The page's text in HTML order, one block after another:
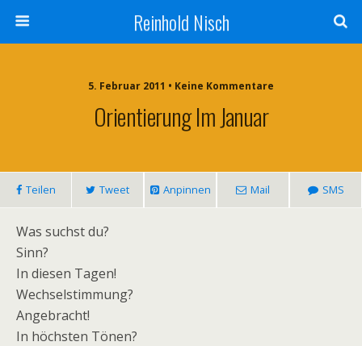
Reinhold Nisch
5. Februar 2011 • Keine Kommentare
Orientierung Im Januar
Teilen Tweet Anpinnen Mail SMS
Was suchst du?
Sinn?
In diesen Tagen!
Wechselstimmung?
Angebracht!
In höchsten Tönen?